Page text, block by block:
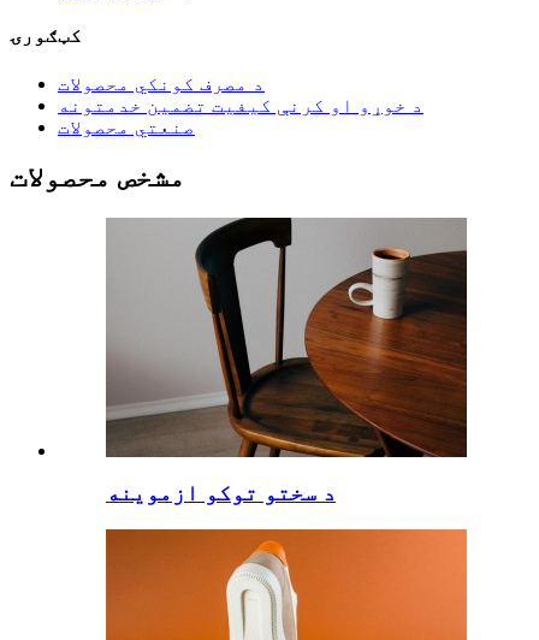
کټګورۍ
د مصرف کونکي محصولات
د خوړو او کرنې کیفیت تضمین خدمتونه
صنعتي محصولات
مشخص محصولات
د سختو توکو ازموینه